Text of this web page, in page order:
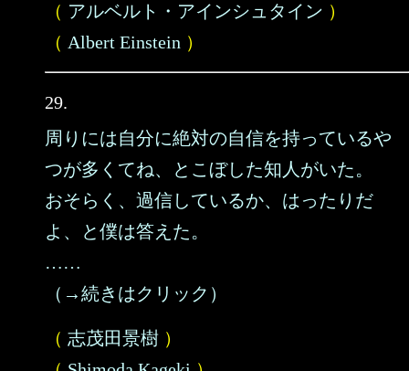
（ アルベルト・アインシュタイン ）
（ Albert Einstein ）
29.
周りには自分に絶対の自信を持っているや
つが多くてね、とこぼした知人がいた。
おそらく、過信しているか、はったりだ
よ、と僕は答えた。
……
（→続きはクリック）
（ 志茂田景樹 ）